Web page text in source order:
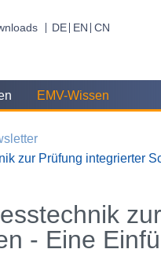
DE EN CN
EMV-Wissen
zur Prüfung integrierter
- Eine